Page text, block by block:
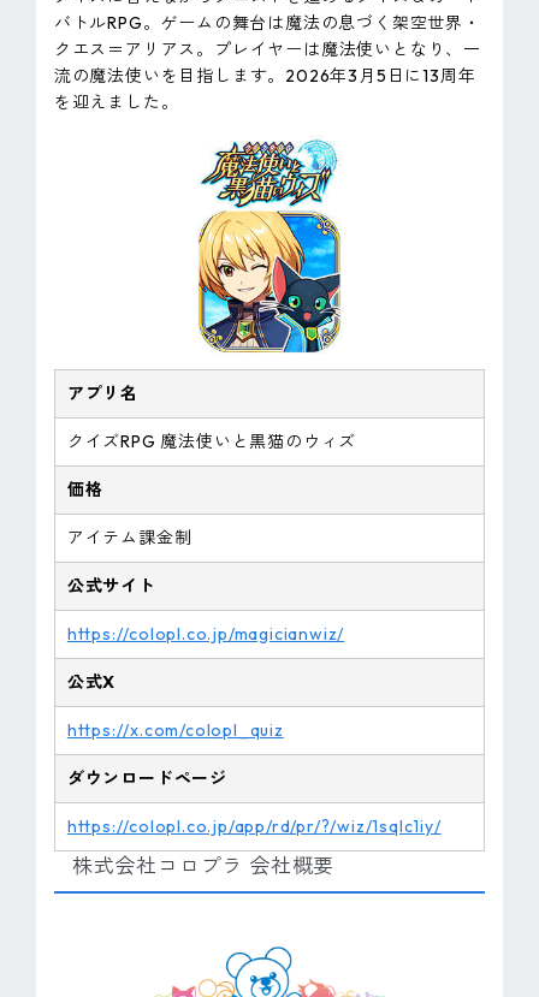
バトルRPG。ゲームの舞台は魔法の息づく架空世界・
クエス＝アリアス。プレイヤーは魔法使いとなり、一
流の魔法使いを目指します。2026年3月5日に13周年
を迎えました。
アプリ名
クイズRPG 魔法使いと黒猫のウィズ
価格
アイテム課金制
公式サイト
https://colopl.co.jp/magicianwiz/
公式X
https://x.com/colopl_quiz
ダウンロードページ
https://colopl.co.jp/app/rd/pr/?/wiz/1sqlc1iy/
株式会社コロプラ 会社概要